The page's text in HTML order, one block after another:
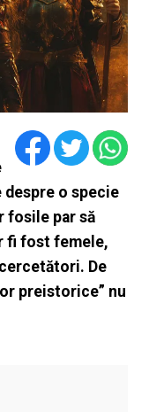
o specie
fosile par să
fi fost femele,
De
preistorice” nu